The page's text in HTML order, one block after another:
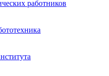
работников